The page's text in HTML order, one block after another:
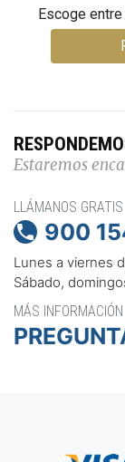
Escoge
Estaremos
LLÁMANOS GRATIS
 900
Lunes a viernes
Sábado,
MÁS INFORMACIÓN